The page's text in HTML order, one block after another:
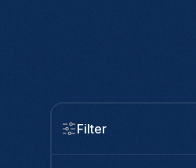
Filter